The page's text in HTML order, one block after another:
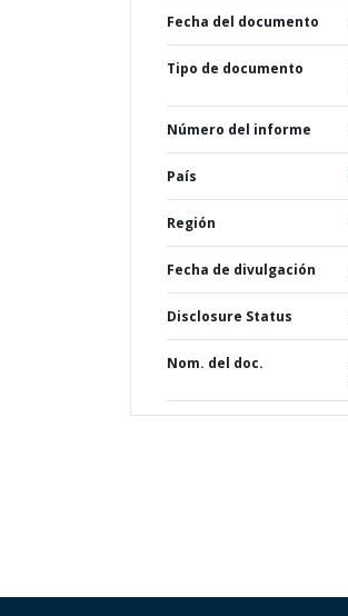
Fecha del documento
Tipo de documento
Número del informe
País
Región
Fecha de divulgación
Disclosure Status
Nom. del doc.